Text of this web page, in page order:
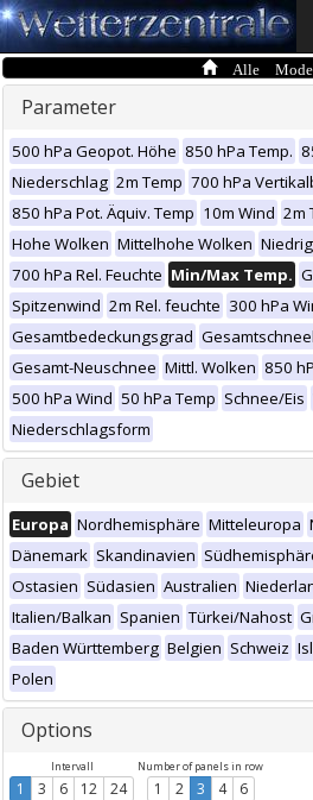
Alle
Parameter
500 hPa Geopot. Höhe 850 hPa Temp.
Niederschlag 2m Temp 700 hPa
850 hPa Pot. Äquiv. Temp 10m Wind 2m
Hohe Wolken Mittelhohe Wolken
700 hPa Rel. Feuchte Min/Max Temp.
Spitzenwind 2m Rel. feuchte 300 hPa
Gesamtbedeckungsgrad
Gesamt-Neuschnee Mittl. Wolken 850
500 hPa Wind 50 hPa Temp Schnee/Eis
Niederschlagsform
Gebiet
Europa Nordhemisphäre Mitteleuropa
Dänemark Skandinavien
Ostasien Südasien Australien
Italien/Balkan Spanien Türkei/Nahost
Baden Württemberg Belgien Schweiz
Polen
Options
Intervall
1 3 6 12 24
Number of panels in row
1 2 3 4 6